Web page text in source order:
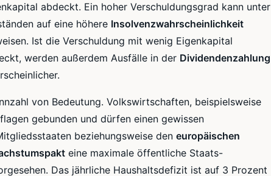
abdeckt. Ein hoher Verschuldungsgrad kann unter
auf eine höhere Insolvenzwahrscheinlichkeit
Ist die Verschuldung mit wenig Eigenkapital
werden außerdem Ausfälle in der Dividendenzahlung
von Bedeutung. Volkswirtschaften, beispielsweise
gebunden und dürfen einen gewissen
beziehungsweise den europäischen
eine maximale öffentliche Staats-
Das jährliche Haushaltsdefizit ist auf 3 Prozent